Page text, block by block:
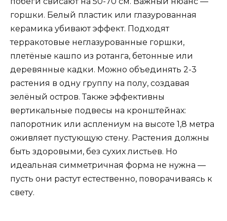
горшки. Белый пластик или глазурованная
керамика убивают эффект. Подходят
терракотовые неглазурованные горшки,
плетёные кашпо из ротанга, бетонные или
деревянные кадки. Можно объединять 2-3
растения в одну группу на полу, создавая
зелёный остров. Также эффективны
вертикальные подвесы на кронштейнах:
папоротник или асплениум на высоте 1,8 метра
оживляет пустующую стену. Растения должны
быть здоровыми, без сухих листьев. Но
идеальная симметричная форма не нужна —
пусть они растут естественно, поворачиваясь к
свету.